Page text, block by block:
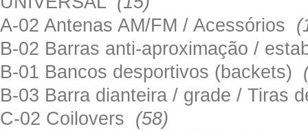
A-02 Antenas AM/FM / Acessórios
B-02 Barras anti-aproximação /
B-01 Bancos desportivos (backets)
B-03 Barra dianteira / grade / Tiras
C-02 Coilovers (58)